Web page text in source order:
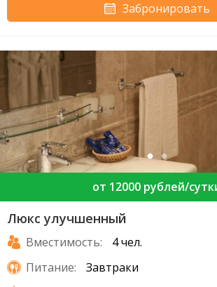
Забронировать
от 12000 рублей/
Люкс улучшенный
Вместимость:
4 чел.
Питание:
Завтраки